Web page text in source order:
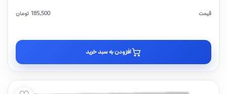
قیمت تومان 185,500
افزودن به سبد خرید